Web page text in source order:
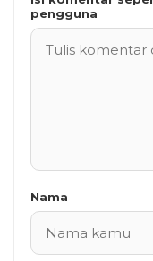
pengguna
Nama